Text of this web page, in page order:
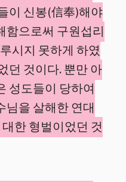
이 신봉(信奉)해야
함으로써 구원섭리
시지 못하게 하였
던 것이다. 뿐만 아
성도들이 당하여
님을 살해한 연대
한 형벌이었던 것